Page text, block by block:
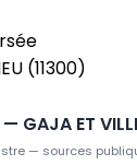
(11300)
— GAJA ET
— sources